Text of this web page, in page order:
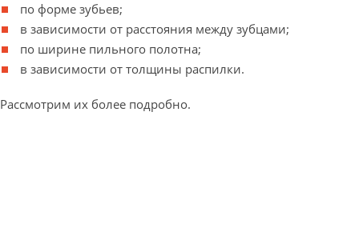
по форме зубьев;
в зависимости от расстояния между зубцами;
по ширине пильного полотна;
в зависимости от толщины распилки.
Рассмотрим их более подробно.